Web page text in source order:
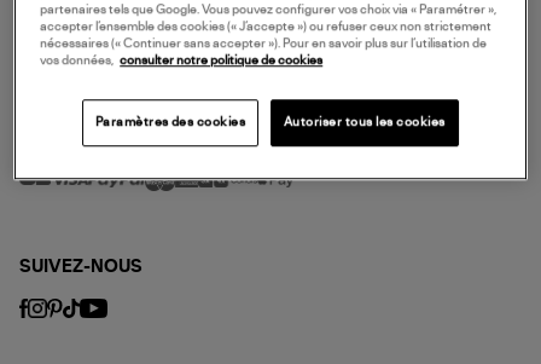
SERVICE CLIENT
MODE DE PAIEMENT
SUIVEZ-NOUS
partenaires tels que Google. Vous pouvez configurer vos choix via « Paramétrer »,
accepter l’ensemble des cookies (« J’accepte ») ou refuser ceux non strictement
nécessaires (« Continuer sans accepter »). Pour en savoir plus sur l’utilisation de
vos données,
consulter notre politique de cookies
Paramètres des cookies Autoriser tous les cookies